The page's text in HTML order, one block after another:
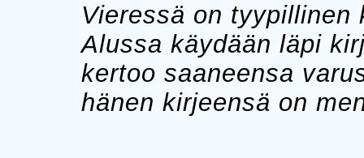
Vieressä on tyypillinen
Alussa käydään läpi
kertoo saaneensa
hänen kirjeensä on